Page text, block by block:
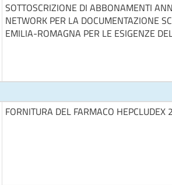
SOTTOSCRIZIONE DI ABBONAMENTI
NETWORK PER LA DOCUMENTAZIONE
EMILIA-ROMAGNA PER LE ESIGENZE
FORNITURA DEL FARMACO